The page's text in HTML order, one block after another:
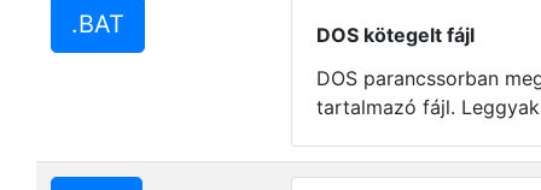
.BAT
DOS kötegelt fájl
DOS parancssorban
tartalmazó fájl.